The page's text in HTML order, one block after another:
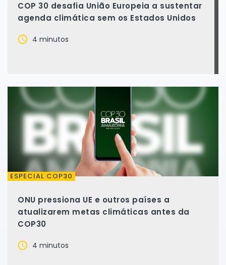
COP 30 desafia União Europeia a sustentar
agenda climática sem os Estados Unidos
4 minutos
ESPECIAL COP30
ONU pressiona UE e outros países a
atualizarem metas climáticas antes da
COP30
4 minutos